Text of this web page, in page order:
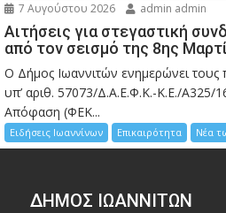
7 Αυγούστου 2026 admin admin
Αιτήσεις για στεγαστική
από τον σεισμό της 8ης
Ο Δήμος Ιωαννιτών ενημερώνει τους
υπ’ αριθ. 57073/Δ.Α.Ε.Φ.Κ.-Κ.Ε./Α325/
Απόφαση (ΦΕΚ...
Ειδήσεις Ιωαννίνων Επικαιρότητα Νέα
ΔΗΜΟΣ ΙΩΑΝΝΙΤΩΝ